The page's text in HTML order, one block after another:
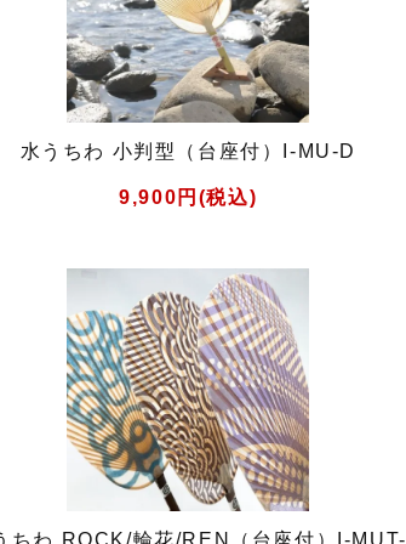
水うちわ 小判型（台座付）I-MU-D
9,900円(税込)
ちわ ROCK/輪花/REN（台座付）I-MUT-